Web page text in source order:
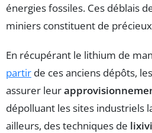
énergies fossiles. Ces déblais
miniers constituent de
En récupérant le lithium de
partir de ces anciens dépôts,
assurer leur
dépolluant les sites industriels
ailleurs, des techniques de